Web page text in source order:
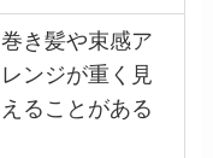
巻き髪や束感ア
レンジが重く見
えることがある